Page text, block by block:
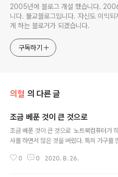
2005년에 블로그 개설 했습니다.
니다. 불교블로그입니다. 자신도 이익되
게 하는 블로거가 되겠습니다.
구독하기
의혈 의 다른 글
조금 베푼 것이 큰 것으로
조금 베푼 것이 큰 것으로 노트북컴퓨터가
사를 하면서 많은 것을 버렸다. 특히 가구를
닐 수 있는 노트북 컴퓨터가 필요했다. 중고품
0 0 2020. 8. 26.